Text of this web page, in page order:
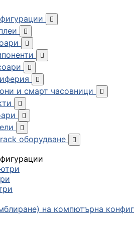






и смарт часовници 



оборудване 
на компютърна